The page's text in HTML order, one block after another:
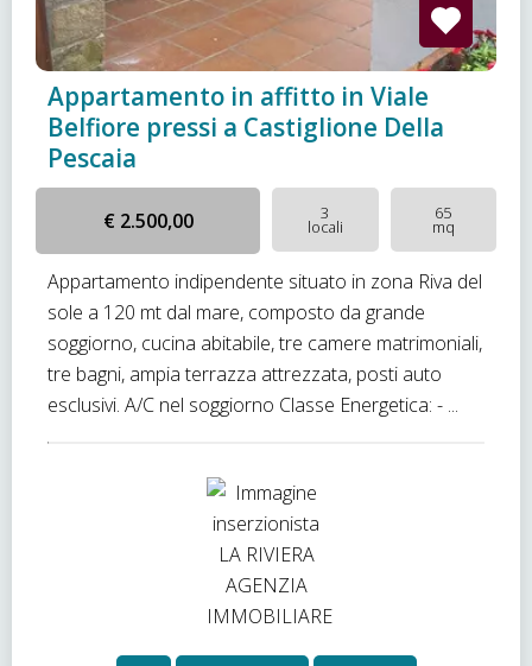
Appartamento in affitto in Viale
Belfiore pressi a Castiglione Della
Pescaia
€ 2.500,00 3
locali
65
mq
Appartamento indipendente situato in zona Riva del
sole a 120 mt dal mare, composto da grande
soggiorno, cucina abitabile, tre camere matrimoniali,
tre bagni, ampia terrazza attrezzata, posti auto
esclusivi. A/C nel soggiorno Classe Energetica: - ...